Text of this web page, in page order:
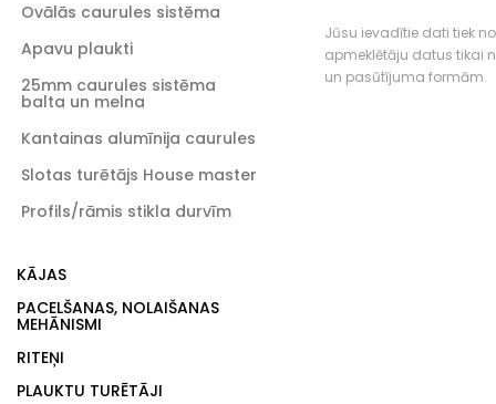
Ovālās caurules sistēma
Apavu plaukti
25mm caurules sistēma
balta un melna
Kantainas alumīnija caurules
Slotas turētājs House master
Profils/rāmis stikla durvīm
KĀJAS
PACELŠANAS, NOLAIŠANAS
MEHĀNISMI
RITEŅI
PLAUKTU TURĒTĀJI
Jūsu ievadītie dati tiek
apmeklētāju datus tikai
un pasūtījuma formām.